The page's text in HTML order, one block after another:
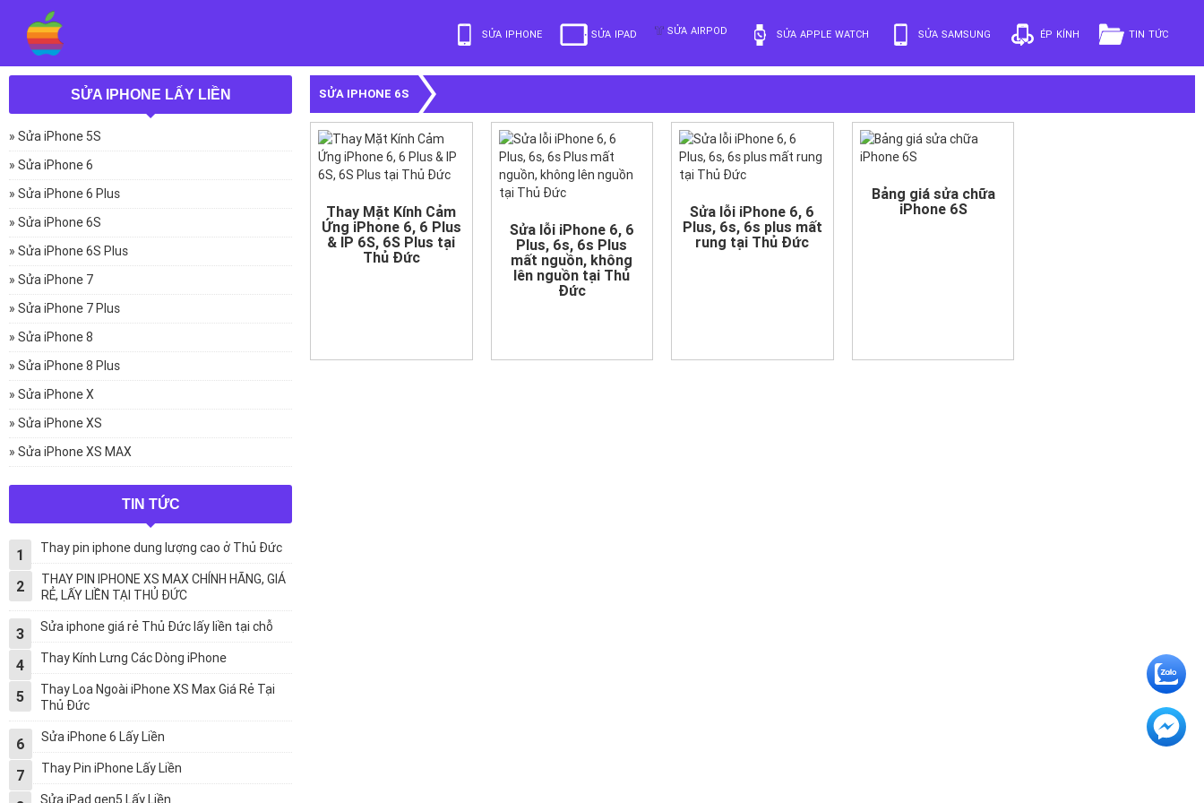
SỬA IPHONE SỬA IPAD SỬA AIRPOD SỬA APPLE WATCH SỬA SAMSUNG ÉP KÍNH TIN TỨC
SỬA IPHONE LẤY LIỀN
» Sửa iPhone 5S
» Sửa iPhone 6
» Sửa iPhone 6 Plus
» Sửa iPhone 6S
» Sửa iPhone 6S Plus
» Sửa iPhone 7
» Sửa iPhone 7 Plus
» Sửa iPhone 8
» Sửa iPhone 8 Plus
» Sửa iPhone X
» Sửa iPhone XS
» Sửa iPhone XS MAX
TIN TỨC
1 Thay pin iphone dung lượng cao ở Thủ Đức
2
THAY PIN IPHONE XS MAX CHÍNH HÃNG, GIÁ
RẺ, LẤY LIỀN TẠI THỦ ĐỨC
3 Sửa iphone giá rẻ Thủ Đức lấy liền tại chỗ
4 Thay Kính Lưng Các Dòng iPhone
5
Thay Loa Ngoài iPhone XS Max Giá Rẻ Tại
Thủ Đức
6 Sửa iPhone 6 Lấy Liền
7 Thay Pin iPhone Lấy Liền
Sửa iPad gen5 Lấy Liền
SỬA IPHONE 6S
Thay Mặt Kính Cảm
Ứng iPhone 6, 6 Plus
& IP 6S, 6S Plus tại
Thủ Đức
Sửa lỗi iPhone 6, 6
Plus, 6s, 6s Plus
mất nguồn, không
lên nguồn tại Thủ
Đức
Sửa lỗi iPhone 6, 6
Plus, 6s, 6s plus mất
rung tại Thủ Đức
Bảng giá sửa chữa
iPhone 6S